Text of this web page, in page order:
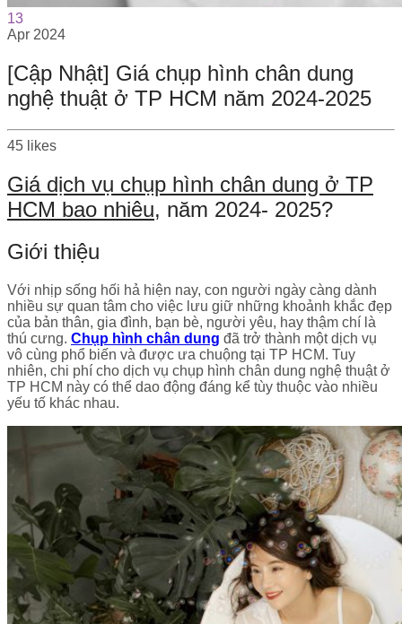
13
Apr 2024
[Cập Nhật] Giá chụp hình chân dung
nghệ thuật ở TP HCM năm 2024-2025
45 likes
Giá dịch vụ chụp hình chân dung ở TP
HCM bao nhiêu, năm 2024- 2025?
Giới thiệu
Với nhịp sống hối hả hiện nay, con người ngày càng dành
nhiều sự quan tâm cho việc lưu giữ những khoảnh khắc đẹp
của bản thân, gia đình, bạn bè, người yêu, hay thậm chí là
thú cưng. Chụp hình chân dung đã trở thành một dịch vụ
vô cùng phổ biến và được ưa chuộng tại TP HCM. Tuy
nhiên, chi phí cho dịch vụ chụp hình chân dung nghệ thuật ở
TP HCM này có thể dao động đáng kể tùy thuộc vào nhiều
yếu tố khác nhau.